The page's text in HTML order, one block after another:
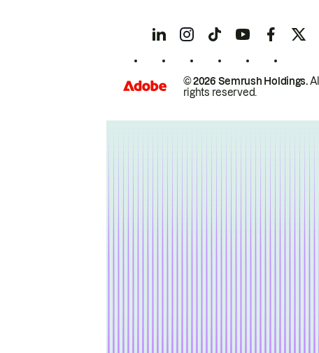
© 2026 Semrush Holdings.All
rights reserved.